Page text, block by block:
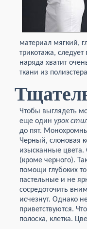
материал мягкий,
трикотажа,
наряда хватит
ткани из
Чтобы выглядеть
еще один урок
до пят.
Черный, слоновая
изысканные цвета.
(кроме черного).
помощи глубоких
пастельные и не
сосредоточить
исчезнут. Однако
приветствуются.
полоска, клетка.